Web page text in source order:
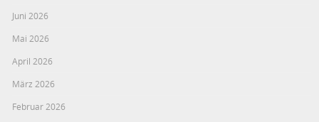
Juni 2026
Mai 2026
April 2026
März 2026
Februar 2026